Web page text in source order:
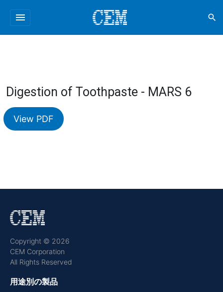
menu search
Digestion of Toothpaste - MARS 6
View PDF
Copyright © 2026
CEM Corporation
All Rights Reserved
用途別の製品